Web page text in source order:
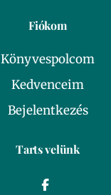
Fiókom
Könyvespolcom
Kedvenceim
Bejelentkezés
Tarts velünk